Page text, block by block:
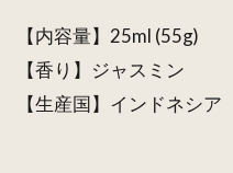
本セット
天然ハー
ブエキス
ジャムウ
【内容量】25ml (55g)
【香り】ジャスミン
【生産国】インドネシア